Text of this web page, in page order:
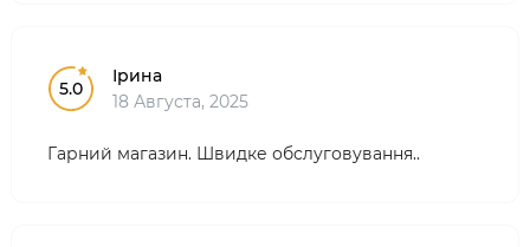
5.0
Ірина
18 Августа, 2025
Гарний магазин. Швидке обслуговування..